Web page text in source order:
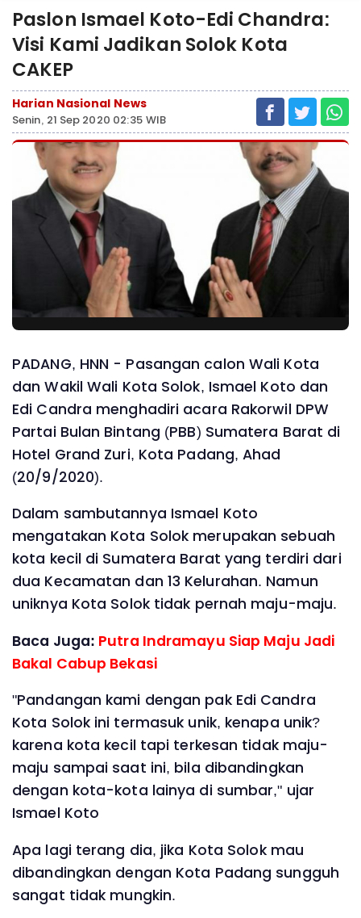
Paslon Ismael Koto-Edi Chandra:
Visi Kami Jadikan Solok Kota
CAKEP
Harian Nasional News
Senin, 21 Sep 2020 02:35 WIB
PADANG, HNN - Pasangan calon Wali Kota
dan Wakil Wali Kota Solok, Ismael Koto dan
Edi Candra menghadiri acara Rakorwil DPW
Partai Bulan Bintang (PBB) Sumatera Barat di
Hotel Grand Zuri, Kota Padang, Ahad
(20/9/2020).
Dalam sambutannya Ismael Koto
mengatakan Kota Solok merupakan sebuah
kota kecil di Sumatera Barat yang terdiri dari
dua Kecamatan dan 13 Kelurahan. Namun
uniknya Kota Solok tidak pernah maju-maju.
Baca Juga: Putra Indramayu Siap Maju Jadi
Bakal Cabup Bekasi
"Pandangan kami dengan pak Edi Candra
Kota Solok ini termasuk unik, kenapa unik?
karena kota kecil tapi terkesan tidak maju-
maju sampai saat ini, bila dibandingkan
dengan kota-kota lainya di sumbar," ujar
Ismael Koto
Apa lagi terang dia, jika Kota Solok mau
dibandingkan dengan Kota Padang sungguh
sangat tidak mungkin.